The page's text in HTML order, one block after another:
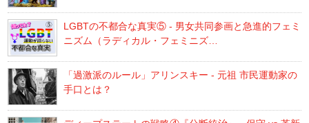
LGBTの不都合な真実⑤ - 男女共同参画と急進的フェミ
ニズム（ラディカル・フェミニズ…
「過激派のルール」アリンスキー - 元祖 市民運動家の
手口とは？